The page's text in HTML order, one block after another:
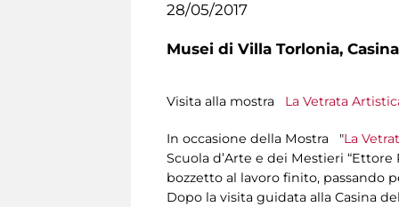
28/05/2017
Musei di Villa Torlonia,
Visita alla mostra La Vetrata
In occasione della Mostra "La
Scuola d’Arte e dei Mestieri
bozzetto al lavoro finito,
Dopo la visita guidata alla Casina